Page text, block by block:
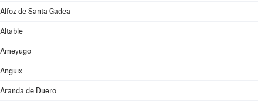
Alfoz de Santa Gadea
Altable
Ameyugo
Anguix
Aranda de Duero